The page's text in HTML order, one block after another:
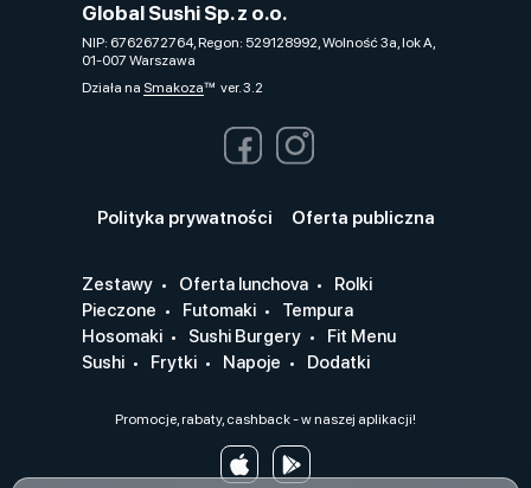
Global Sushi Sp. z o.o.
NIP: 6762672764, Regon: 529128992, Wolność 3a, lok A,
01-007 Warszawa
Działa na Smakozaver. 3.2
Polityka prywatności Oferta publiczna
Zestawy Oferta lunchova
Rolki
Pieczone
Futomaki
Tempura
Hosomaki
Sushi Burgery
Fit Menu
Sushi
Frytki Napoje Dodatki
Promocje, rabaty, cashback - w naszej aplikacji!